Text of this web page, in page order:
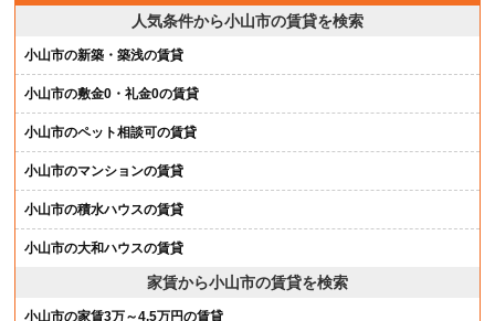
人気条件から小山市の賃貸を検索
小山市の新築・築浅の賃貸
小山市の敷金0・礼金0の賃貸
小山市のペット相談可の賃貸
小山市のマンションの賃貸
小山市の積水ハウスの賃貸
小山市の大和ハウスの賃貸
家賃から小山市の賃貸を検索
小山市の家賃3万～4.5万円の賃貸